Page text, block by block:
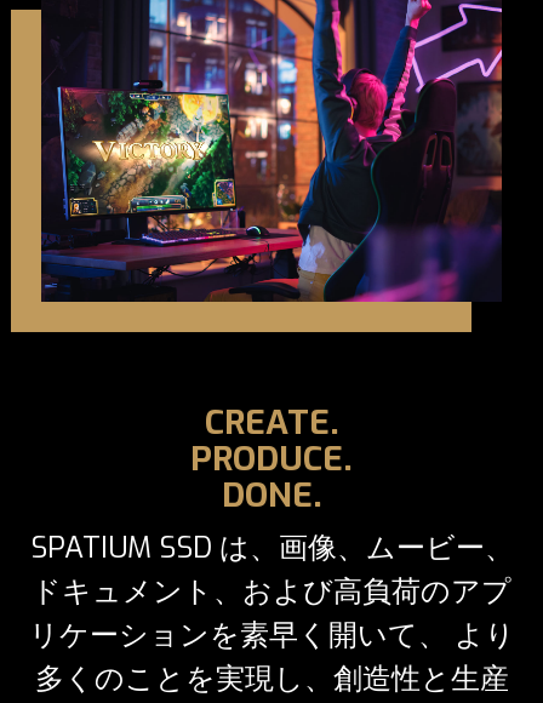
CREATE.
PRODUCE.
DONE.
SPATIUM SSD は、画像、ムービー、
ドキュメント、および高負荷のアプ
リケーションを素早く開いて、 より
多くのことを実現し、創造性と生産